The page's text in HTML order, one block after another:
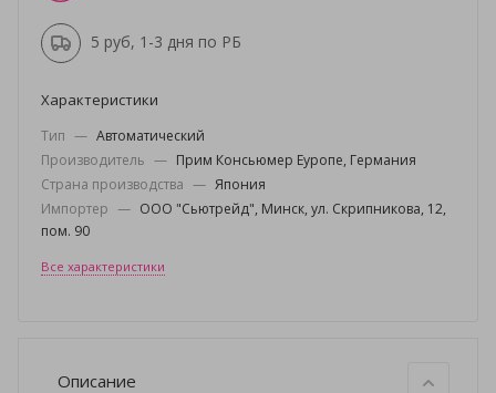
5 руб, 1-3 дня по РБ
Характеристики
Тип — Автоматический
Производитель — Прим Консьюмер Еуропе, Германия
Страна производства — Япония
Импортер — ООО "Сьютрейд", Минск, ул. Скрипникова, 12,
пом. 90
Все характеристики
Описание